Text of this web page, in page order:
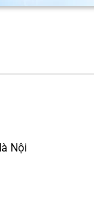
Nội